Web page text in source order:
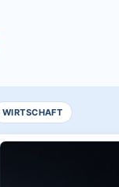
WIRTSCHAFT